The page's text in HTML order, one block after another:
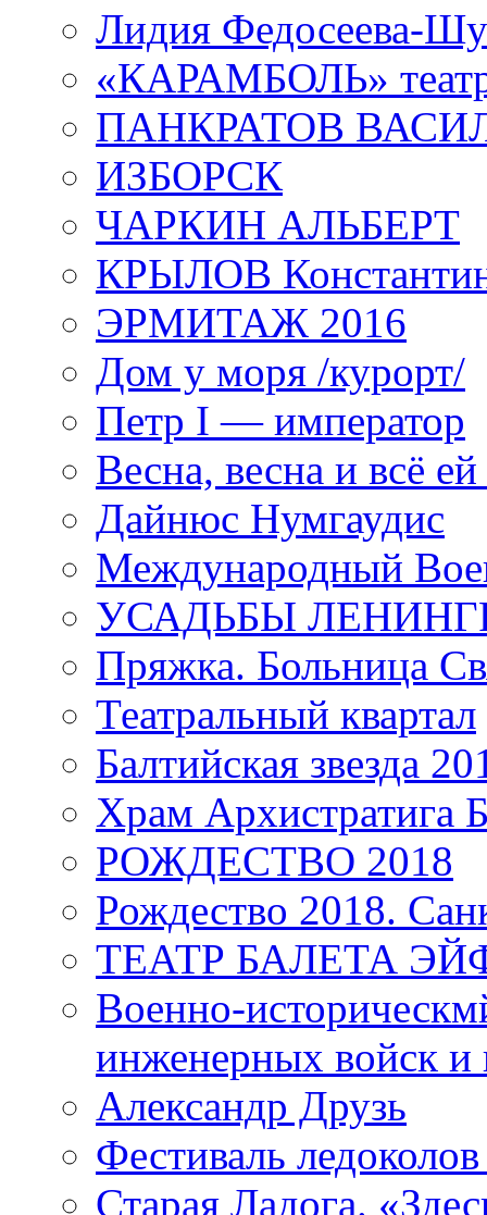
Лидия Федосеева-
«КАРАМБОЛЬ»
ПАНКРАТОВ
ИЗБОРСК
ЧАРКИН АЛЬБЕРТ
КРЫЛОВ
ЭРМИТАЖ 2016
Дом у моря /курорт/
Петр I — император
Весна, весна и всё
Дайнюс Нумгаудис
Международный
УСАДЬБЫ
Пряжка. Больница
Театральный квартал
Балтийская звезда
Храм
РОЖДЕСТВО 2018
Рождество 2018.
ТЕАТР БАЛЕТА
Военно-
инженерных войск и
Александр Друзь
Фестиваль
Старая Ладога.